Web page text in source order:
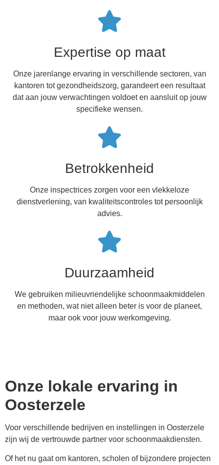
Expertise op maat
Onze jarenlange ervaring in verschillende sectoren, van
kantoren tot gezondheidszorg, garandeert een resultaat
dat aan jouw verwachtingen voldoet en aansluit op jouw
specifieke wensen.
Betrokkenheid
Onze inspectrices zorgen voor een vlekkeloze
dienstverlening, van kwaliteitscontroles tot persoonlijk
advies.
Duurzaamheid
We gebruiken milieuvriendelijke schoonmaakmiddelen
en methoden, wat niet alleen beter is voor de planeet,
maar ook voor jouw werkomgeving.
Onze lokale ervaring in
Oosterzele
Voor verschillende bedrijven en instellingen in Oosterzele
zijn wij de vertrouwde partner voor schoonmaakdiensten.
Of het nu gaat om kantoren, scholen of bijzondere projecten